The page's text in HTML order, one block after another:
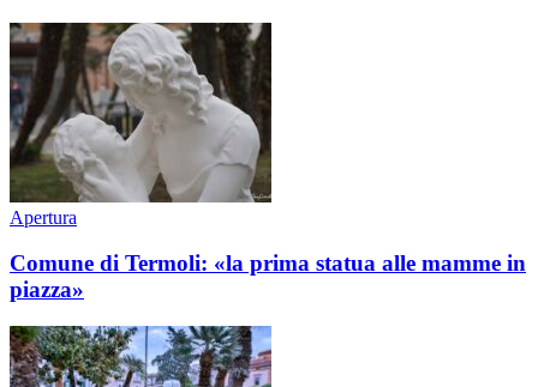
Apertura
Comune di Termoli: «la prima statua alle mamme in
piazza»